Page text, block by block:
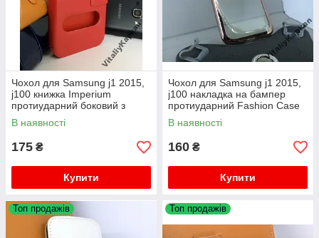
Чохол для Samsung j1 2015,
j100 книжка Imperium
протиударний боковий з
підставкою
В наявності
175 ₴
Купити
Чохол для Samsung j1 2015,
j100 накладка на бампер
протиударний Fashion Case
В наявності
160 ₴
Купити
Топ продажів Топ продажів